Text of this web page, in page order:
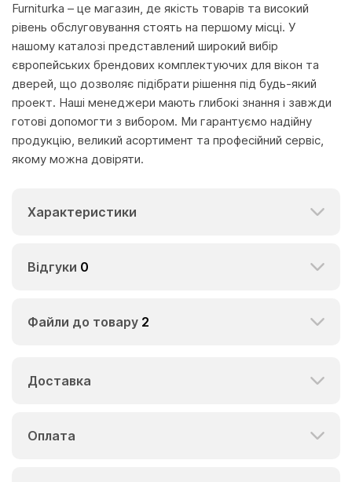
Furniturka – це магазин, де якість товарів та високий
рівень обслуговування стоять на першому місці. У
нашому каталозі представлений широкий вибір
європейських брендових комплектуючих для вікон та
дверей, що дозволяє підібрати рішення під будь-який
проект. Наші менеджери мають глибокі знання і завжди
готові допомогти з вибором. Ми гарантуємо надійну
продукцію, великий асортимент та професійний сервіс,
якому можна довіряти.
Характеристики
Відгуки 0
Файли до товару 2
Доставка
Оплата